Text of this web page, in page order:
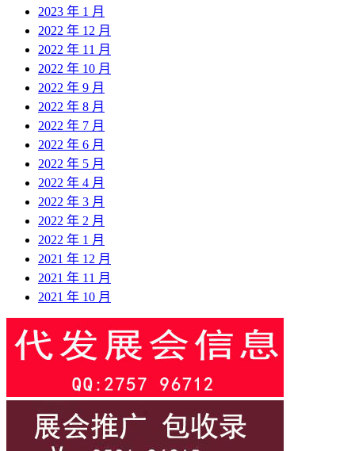
2023 年 1 月
2022 年 12 月
2022 年 11 月
2022 年 10 月
2022 年 9 月
2022 年 8 月
2022 年 7 月
2022 年 6 月
2022 年 5 月
2022 年 4 月
2022 年 3 月
2022 年 2 月
2022 年 1 月
2021 年 12 月
2021 年 11 月
2021 年 10 月